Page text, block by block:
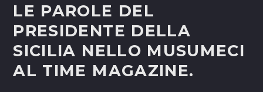
LE PAROLE DEL
PRESIDENTE DELLA
SICILIA NELLO MUSUMECI
AL TIME MAGAZINE.